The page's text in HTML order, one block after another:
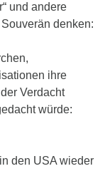
und andere
denken:
ihre
Verdacht
würde:
den USA wieder